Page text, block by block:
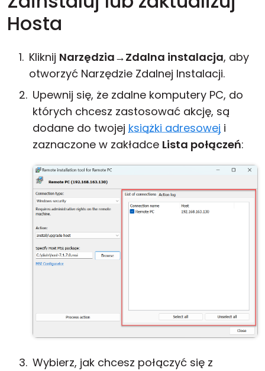
Hosta
Kliknij Narzędzia→Zdalna instalacja, aby
otworzyć Narzędzie Zdalnej Instalacji.
Upewnij się, że zdalne komputery PC, do
których chcesz zastosować akcję, są
dodane do twojej książki adresowej i
zaznaczone w zakładce Lista połączeń:
Wybierz, jak chcesz połączyć się z